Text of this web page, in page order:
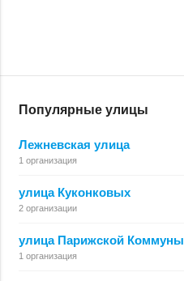
Популярные улицы
Лежневская улица
1 организация
улица Куконковых
2 организации
улица Парижской Коммуны
1 организация